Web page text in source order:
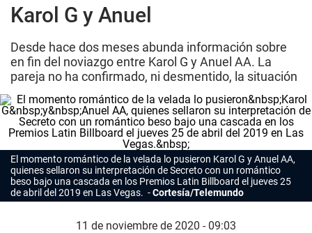
Karol G y Anuel
Desde hace dos meses abunda información sobre
en fin del noviazgo entre Karol G y Anuel AA. La
pareja no ha confirmado, ni desmentido, la situación
El momento romántico de la velada lo pusieron Karol G y Anuel AA,
quienes sellaron su interpretación deSecretocon un romántico
beso bajo una cascada en los Premios Latin Billboard el jueves 25
de abril del 2019 en Las Vegas.
Cortesía/Telemundo
11 de noviembre de 2020 - 09:03